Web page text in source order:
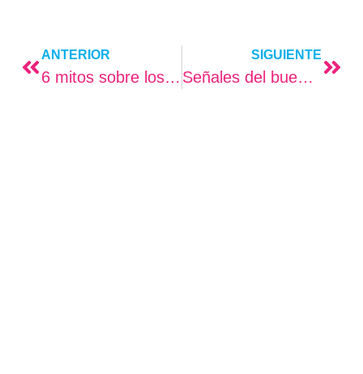
ANTERIOR
6 mitos sobre los dientes del bebé
SIGUIENTE
Señales del buen crecimiento de su bebé